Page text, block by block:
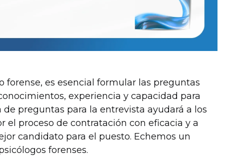
forense, es esencial formular las preguntas
experiencia y capacidad para
preguntas para la entrevista ayudará a los
el proceso de contratación con eficacia y a
candidato para el puesto. Echemos un
forenses.